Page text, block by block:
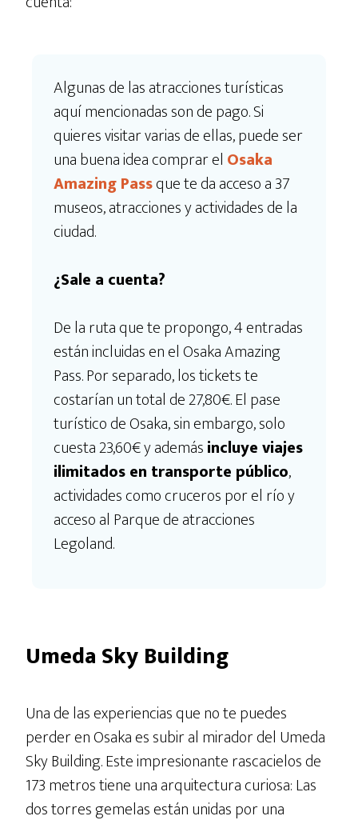
Algunas de las atracciones turísticas
aquí mencionadas son de pago. Si
quieres visitar varias de ellas, puede ser
una buena idea comprar el Osaka
Amazing Passque te da acceso a 37
museos, atracciones y actividades de la
ciudad.
¿Sale a cuenta?
De la ruta que te propongo, 4 entradas
están incluidas en el Osaka Amazing
Pass. Por separado, los tickets te
costarían un total de 27,80€. El pase
turístico de Osaka, sin embargo, solo
cuesta 23,60€ y ademásincluye viajes
ilimitados en transporte público,
actividades como cruceros por el río y
acceso al Parque de atracciones
Legoland.
Umeda Sky Building
Una de las experiencias que no te puedes
perder en Osaka es subir al mirador del Umeda
Sky Building. Este impresionante rascacielos de
173 metros tiene una arquitectura curiosa: Las
dos torres gemelas están unidas por una